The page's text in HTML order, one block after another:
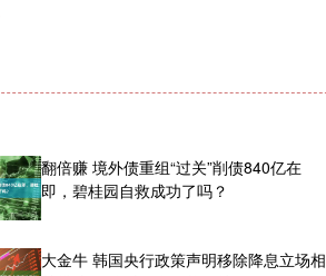
翻倍赚 境外债重组“过关”削债840亿在
即，碧桂园自救成功了吗？
大金牛 韩国央行政策声明移除降息立场相